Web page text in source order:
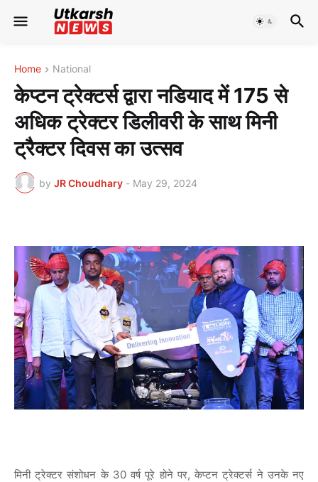
Home National
केप्टन ट्रेक्टर्स द्वारा नडियाद में 175 से
अधिक ट्रेक्टर डिलीवरी के साथ मिनी
ट्रैक्टर दिवस का उत्सव
by JR Choudhary - May 29, 2024
मिनी ट्रेक्टर संशोधन के 30 वर्ष पूरे होने पर, केप्टन ट्रेक्टर्स ने उनके नए